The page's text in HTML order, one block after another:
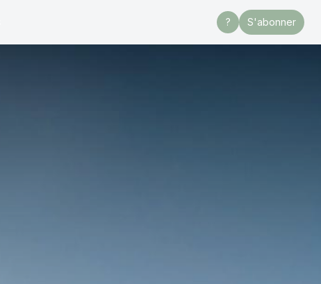
? S'abonner